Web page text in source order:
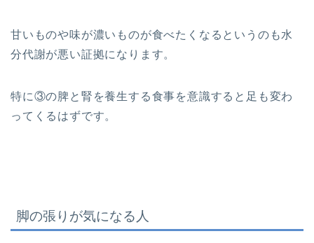
甘いものや味が濃いものが食べたくなるというのも水
分代謝が悪い証拠になります。
特に③の脾と腎を養生する食事を意識すると足も変わ
ってくるはずです。
脚の張りが気になる人